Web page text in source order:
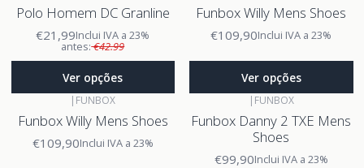
Polo Homem DC Granline
€21,99Inclui IVA a 23%
antes:€42.99
Ver opções
Funbox Willy Mens Shoes
€109,90Inclui IVA a 23%
Ver opções
| FUNBOX
Funbox Willy Mens Shoes
€109,90Inclui IVA a 23%
| FUNBOX
Funbox Danny 2 TXE Mens
Shoes
€99,90Inclui IVA a 23%